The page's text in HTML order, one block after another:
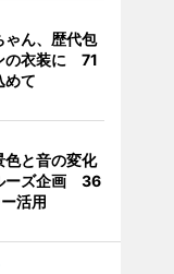
ゃん、歴代包
の衣装に 71
めて
色と音の変化
ーズ企画 36
活用